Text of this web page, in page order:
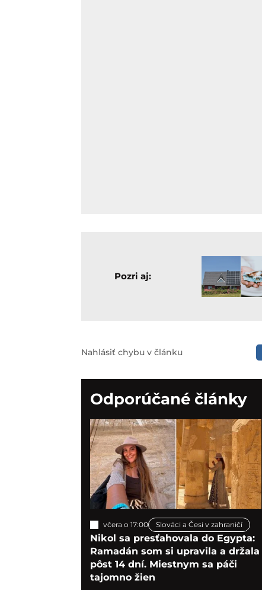
Pozri aj:
Nahlásiť chybu v článku
Odporúčané články
včera o 17:00 Slováci a Česi v zahraničí
Nikol sa presťahovala do Egypta:
Ramadán som si upravila a držala
pôst 14 dní. Miestnym sa páči
tajomno žien